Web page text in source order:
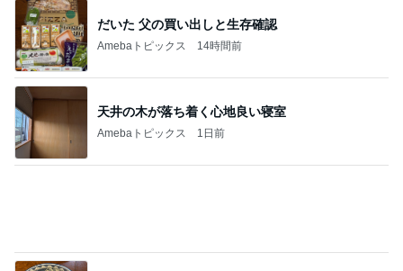
だいた 父の買い出しと生存確認
Amebaトピックス 14時間前
天井の木が落ち着く心地良い寝室
Amebaトピックス 1日前